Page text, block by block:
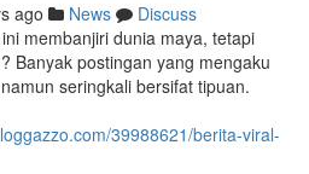
ago News
Discuss
membanjiri dunia maya, tetapi
Banyak postingan yang mengaku
seringkali bersifat tipuan.
39988621/berita-viral-